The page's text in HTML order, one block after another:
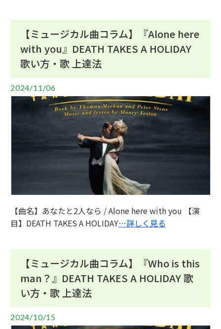
【ミュージカル曲コラム】『Alone here
with you』DEATH TAKES A HOLIDAY
歌い方・歌 上達法
2024/11/06
【曲名】あなたと2人なら / Alone here with you 【演
目】DEATH TAKES A HOLIDAY…詳しく見る
【ミュージカル曲コラム】『Who is this
man？』DEATH TAKES A HOLIDAY 歌
い方・歌 上達法
2024/10/15